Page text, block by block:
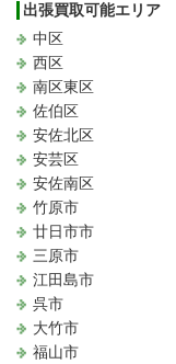
出張買取可能エリア
中区
西区
南区東区
佐伯区
安佐北区
安芸区
安佐南区
竹原市
廿日市市
三原市
江田島市
呉市
大竹市
福山市